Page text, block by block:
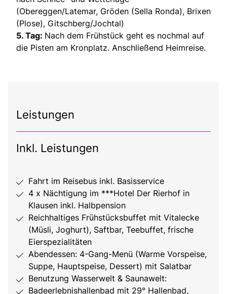
(Obereggen/Latemar, Gröden (Sella Ronda), Brixen
(Plose), Gitschberg/Jochtal)
5. Tag: Nach dem Frühstück geht es nochmal auf
die Pisten am Kronplatz. Anschließend Heimreise.
Leistungen
Inkl. Leistungen
Fahrt im Reisebus inkl. Basisservice
4 x Nächtigung im ***Hotel Der Rierhof in
Klausen inkl. Halbpension
Reichhaltiges Frühstücksbuffet mit Vitalecke
(Müsli, Joghurt), Saftbar, Teebuffet, frische
Eierspezialitäten
Abendessen: 4-Gang-Menü (Warme Vorspeise,
Suppe, Hauptspeise, Dessert) mit Salatbar
Benutzung Wasserwelt & Saunawelt:
Badeerlebnishallenbad mit 29° Hallenbad,